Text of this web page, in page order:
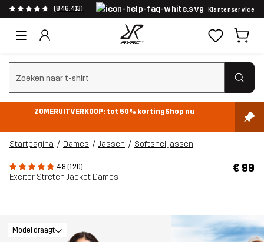
(846.413) Klantenservice
Zoeken wissen
ZOMERUITVERKOOP: tot 50% kortingShop nu
Startpagina Dames Jassen Softshelljassen
4.8 (120)
Exciter Stretch Jacket Dames
€ 99
Model draagt